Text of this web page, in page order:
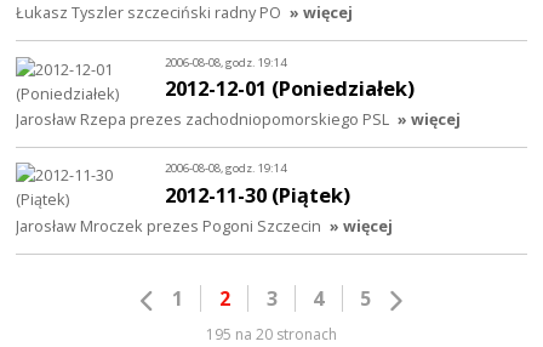
Łukasz Tyszler szczeciński radny PO » więcej
2006-08-08, godz. 19:14
2012-12-01 (Poniedziałek)
Jarosław Rzepa prezes zachodniopomorskiego PSL » więcej
2006-08-08, godz. 19:14
2012-11-30 (Piątek)
Jarosław Mroczek prezes Pogoni Szczecin » więcej
1 2 3 4 5
195 na 20 stronach